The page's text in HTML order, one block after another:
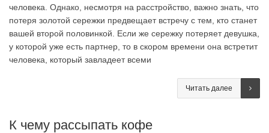
человека. Однако, несмотря на расстройство, важно знать, что
потеря золотой сережки предвещает встречу с тем, кто станет
вашей второй половинкой. Если же сережку потеряет девушка,
у которой уже есть партнер, то в скором времени она встретит
человека, который завладеет всеми
Читать далее
К чему рассыпать кофе